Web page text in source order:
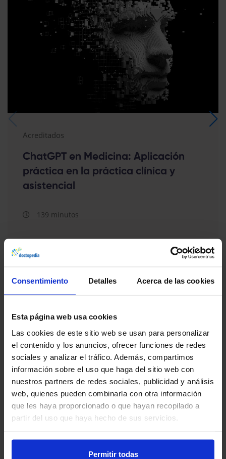
Consentimiento Detalles Acerca de las cookies
Esta página web usa cookies
Las cookies de este sitio web se usan para personalizar
el contenido y los anuncios, ofrecer funciones de redes
sociales y analizar el tráfico. Además, compartimos
información sobre el uso que haga del sitio web con
nuestros partners de redes sociales, publicidad y análisis
web, quienes pueden combinarla con otra información
que les haya proporcionado o que hayan recopilado a
partir del uso que haya hecho de sus servicios.
Permitir todas
Acreditados
ChatGPT en Medicina: Aplicación
práctica en la práctica clínica y
asistencial
139 minutos
Actualidad. Noticias y
novedades relacionadas
Cerebro y mente
Nueva app de interacciones